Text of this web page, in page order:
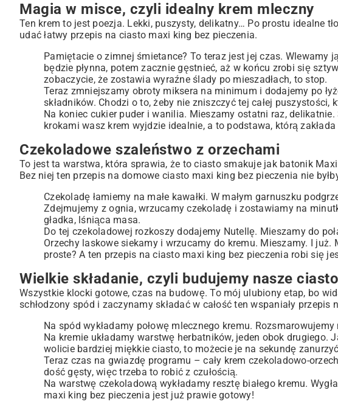
Magia w misce, czyli idealny krem mleczny
Ten krem to jest poezja. Lekki, puszysty, delikatny… Po prostu idealne
udać łatwy przepis na ciasto maxi king bez pieczenia.
Pamiętacie o zimnej śmietance? To teraz jest jej czas.
będzie płynna, potem zacznie gęstnieć, aż w końcu zrobi się
zobaczycie, że zostawia wyraźne ślady po mieszadłach, to stop.
Teraz zmniejszamy obroty miksera na minimum i dodajemy po
składników. Chodzi o to, żeby nie zniszczyć tej całej puszystości,
Na koniec cukier puder i wanilia. Mieszamy ostatni raz,
krokami wasz krem wyjdzie idealnie, a to podstawa, którą
Czekoladowe szaleństwo z orzechami
To jest ta warstwa, która sprawia, że to ciasto smakuje jak batonik
Bez niej ten przepis na domowe ciasto maxi king bez pieczenia nie
Czekoladę łamiemy na małe kawałki. W małym garnuszku
Zdejmujemy z ognia, wrzucamy czekoladę i zostawiamy na
gładka, lśniąca masa.
Do tej czekoladowej rozkoszy dodajemy Nutellę. Mieszamy do
Orzechy laskowe siekamy i wrzucamy do kremu. Mieszamy. I
proste? A ten przepis na ciasto maxi king bez pieczenia robi się
Wielkie składanie, czyli budujemy nasze ciasto
Wszystkie klocki gotowe, czas na budowę. To mój ulubiony etap, bo
schłodzony spód i zaczynamy składać w całość ten wspaniały
Na spód wykładamy połowę mlecznego kremu.
Na kremie układamy warstwę herbatników, jeden obok
wolicie bardziej miękkie ciasto, to możecie je na sekundę
Teraz czas na gwiazdę programu – cały krem czekoladowo-
dość gęsty, więc trzeba to robić z czułością.
Na warstwę czekoladową wykładamy resztę białego kremu.
maxi king bez pieczenia jest już prawie gotowy!